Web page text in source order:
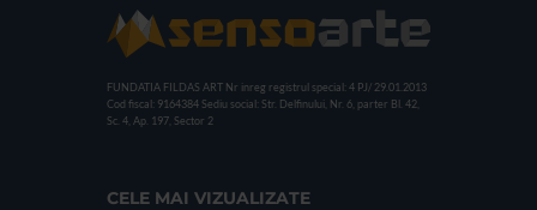
FUNDATIA FILDAS ART Nr inreg registrul special: 4 PJ/ 29.01.2013
Cod fiscal: 9164384 Sediu social: Str. Delfinului, Nr. 6, parter Bl. 42,
Sc. 4, Ap. 197, Sector 2
CELE MAI VIZUALIZATE